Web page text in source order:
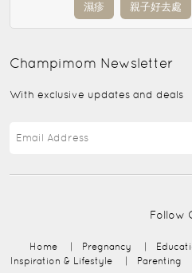
濕疹 親子好去處
Champimom Newsletter
With exclusive updates and deals
Follow
Home Pregnancy
Inspiration & Lifestyle
Parenting